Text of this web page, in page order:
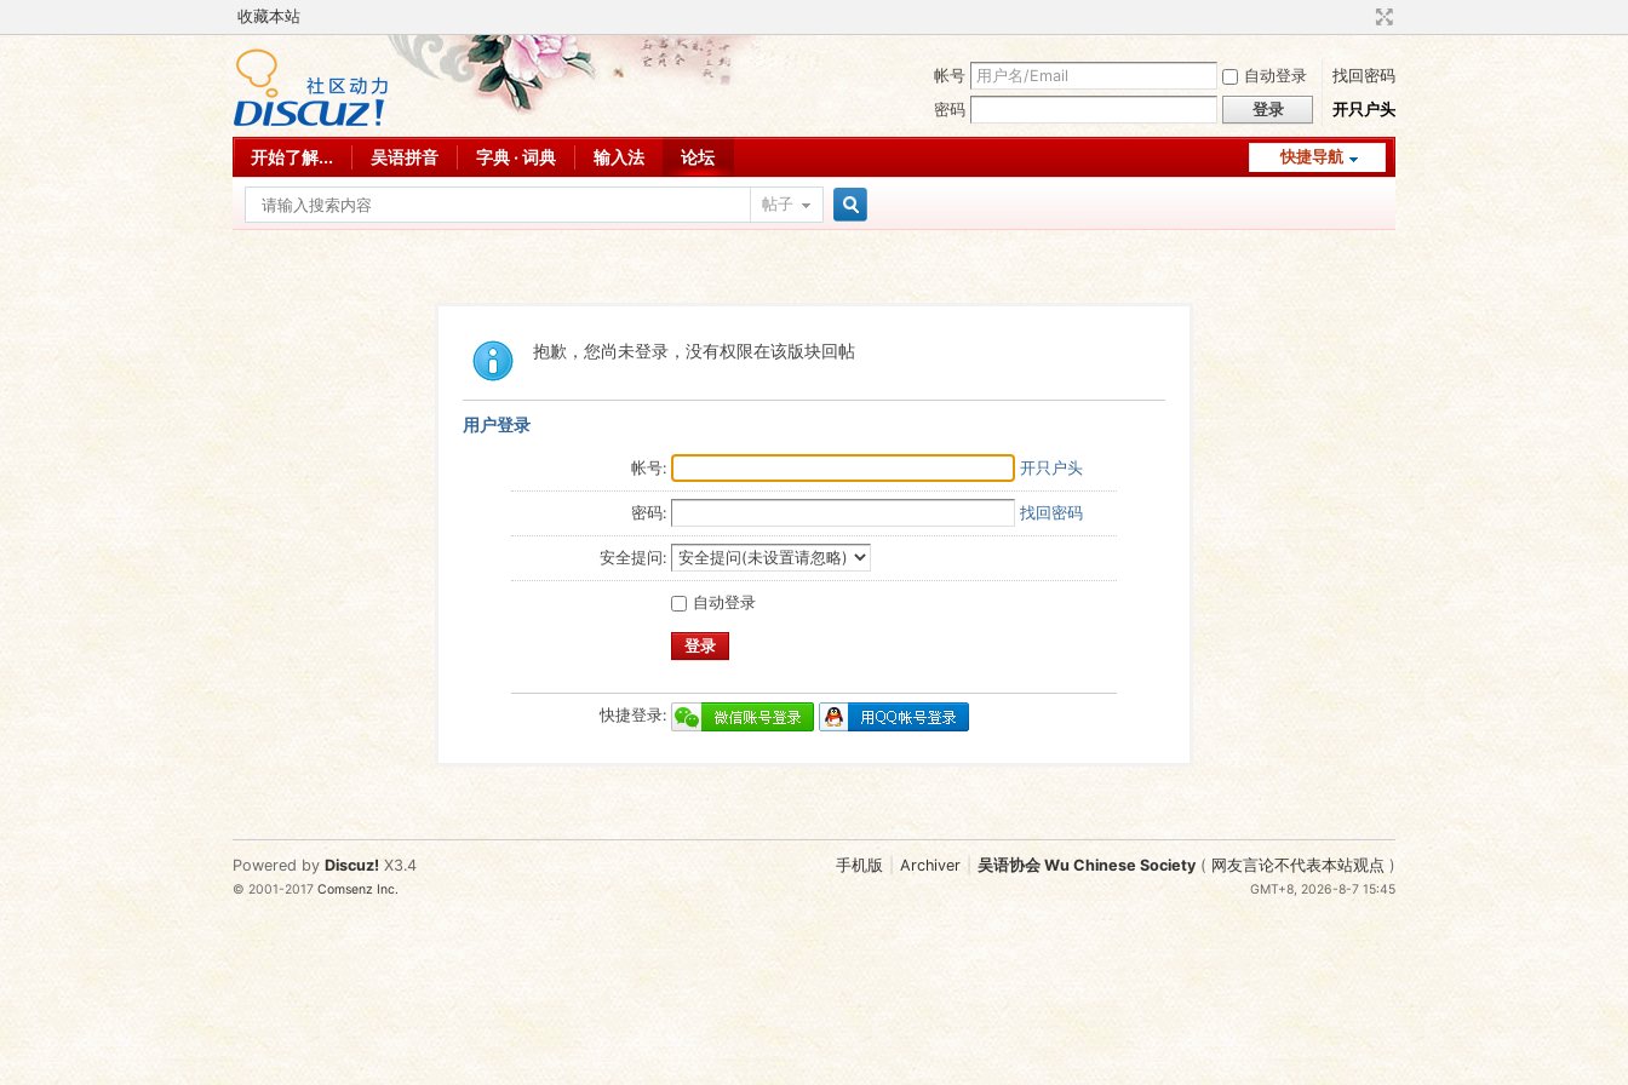
收藏本站
帐号 自动登录
找回密码
密码
登录 开只户头
快捷导航
开始了解... 吴语拼音 字典 · 词典 输入法 论坛
帖子
索
抱歉，您尚未登录，没有权限在该版块回帖
用户登录
帐号: 开只户头
密码: 找回密码
安全提问:
自动登录
登录
快捷登录:
手机版 Archiver 吴语协会 Wu Chinese Society ( 网友言论不代表本站观点 )
GMT+8, 2026-8-7 15:45
Powered by Discuz! X3.4
© 2001-2017Comsenz Inc.